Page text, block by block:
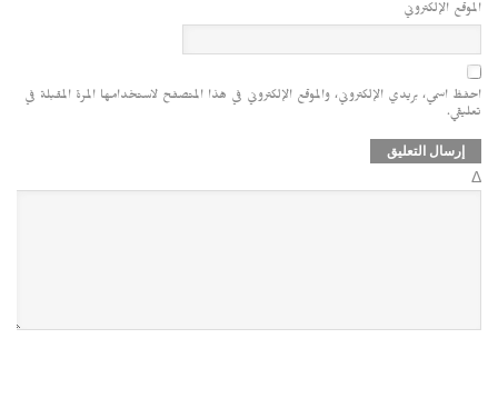
الموقع الإلكتروني
احفظ اسمي، بريدي الإلكتروني، والموقع الإلكتروني في هذا المتصفح لاستخدامها المرة المقبلة في
تعليقي.
Δ